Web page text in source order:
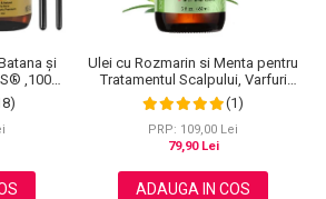
și
,100%
si
Ulei cu Rozmarin si Menta pentru
Tratamentul Scalpului, Varfuri
Despicate si Cresterea Parului,
NIFEISHI®, 60 ml
(1)
PRP: 109,00 Lei
79,90 Lei
ADAUGA IN COS